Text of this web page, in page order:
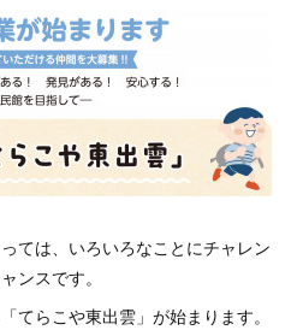
ては、いろいろなことにチャレン
ンスです。
てらこや東出雲」が始まります。